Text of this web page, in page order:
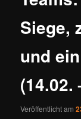
Siege,
und
(14.02.
Veröffentlicht am